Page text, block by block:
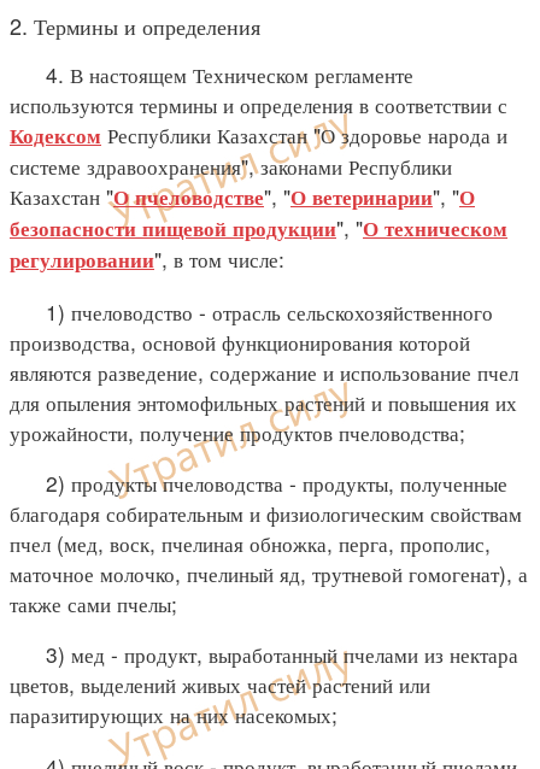
2. Термины и определения
4. В настоящем Техническом регламенте
используются термины и определения в соответствии с
Кодексом Республики Казахстан "О здоровье народа и
системе здравоохранения", законами Республики
Казахстан "О пчеловодстве", "О ветеринарии", "О
безопасности пищевой продукции", "О техническом
регулировании", в том числе:
1) пчеловодство - отрасль сельскохозяйственного
производства, основой функционирования которой
являются разведение, содержание и использование пчел
для опыления энтомофильных растений и повышения их
урожайности, получение продуктов пчеловодства;
2) продукты пчеловодства - продукты, полученные
благодаря собирательным и физиологическим свойствам
пчел (мед, воск, пчелиная обножка, перга, прополис,
маточное молочко, пчелиный яд, трутневой гомогенат), а
также сами пчелы;
3) мед - продукт, выработанный пчелами из нектара
цветов, выделений живых частей растений или
паразитирующих на них насекомых;